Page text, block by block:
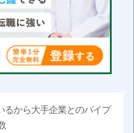
るから大手企業とのパイプ